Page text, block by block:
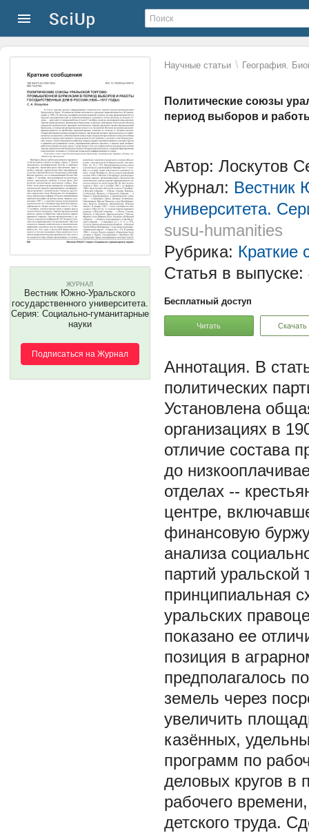
Научные статьи \ География.
Политические союзы
период выборов и
ЖУРНАЛ
Вестник Южно-Уральского
государственного университета.
Серия: Социально-гуманитарные
науки
Подписаться на Журнал
Автор: Лоскутов
Журнал: Вестник
университета.
susu-humanities
Рубрика: Краткие
Статья в выпуске:
Бесплатный доступ
Читать Скачать
В
политических
Установлена
организациях в
отличие состава
до
отделах --
центре,
финансовую
анализа
партий
принципиальная
уральских
показано ее
позиция в
предполагалось
земель через
увеличить
казённых,
программ по
деловых кругов в
рабочего
детского труда.